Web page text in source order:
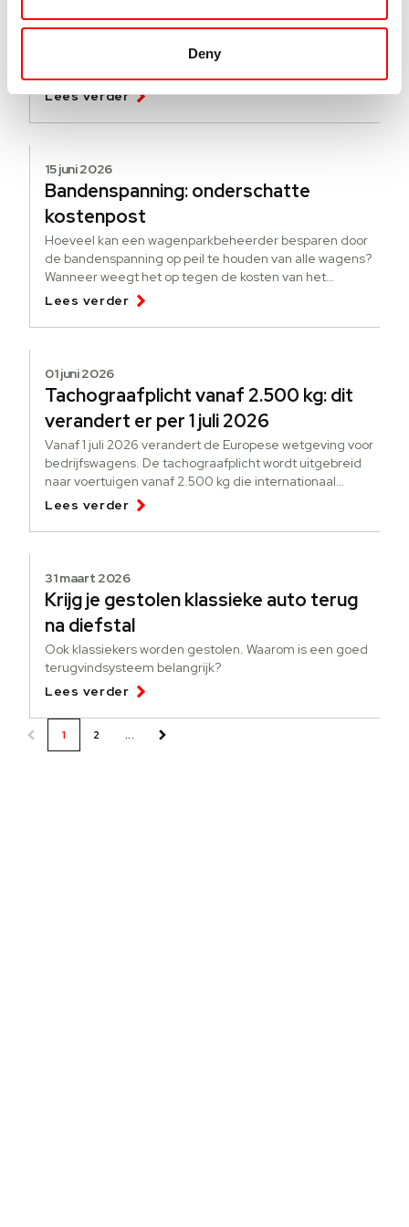
Deny
[update]
Een nieuwe regeling om elektrificatie te stimuleren. Wat
Lees verder
15 juni 2026
Bandenspanning: onderschatte
kostenpost
Hoeveel kan een wagenparkbeheerder besparen door
de bandenspanning op peil te houden van alle wagens?
Wanneer weegt het op tegen de kosten van het
bijhouden?
Lees verder
01 juni 2026
Tachograafplicht vanaf 2.500 kg: dit
verandert er per 1 juli 2026
Vanaf 1 juli 2026 verandert de Europese wetgeving voor
bedrijfswagens. De tachograafplicht wordt uitgebreid
naar voertuigen vanaf 2.500 kg die internationaal
goederen vervoeren.
Lees verder
31 maart 2026
Krijg je gestolen klassieke auto terug
na diefstal
Ook klassiekers worden gestolen. Waarom is een goed
terugvindsysteem belangrijk?
Lees verder
1 2 ...